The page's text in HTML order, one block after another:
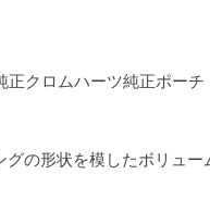
正クロムハーツ純正ポー
グの形状を模したボリュ